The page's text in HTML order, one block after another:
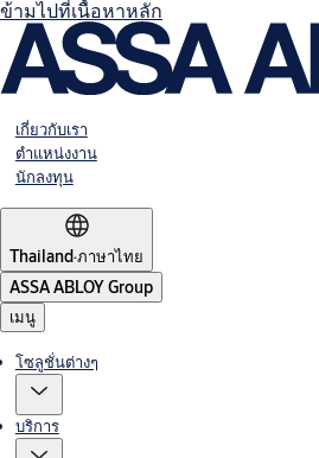
ข้ามไปที่เนื้อหาหลัก
เกี่ยวกับเรา
ตำแหน่งงาน
นักลงทุน
Thailand·ภาษาไทย
ASSA ABLOY Group
เมนู
โซลูชั่นต่างๆ
บริการ